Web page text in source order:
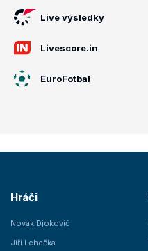
Live výsledky
Livescore.in
EuroFotbal
Hráči
Novak Djokovič
Jiří Lehečka